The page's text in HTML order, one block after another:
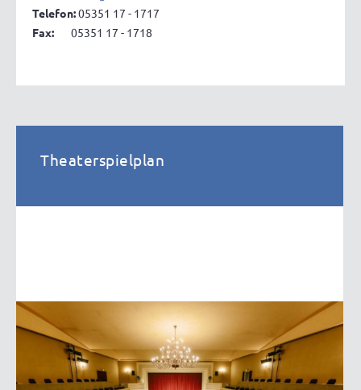
Telefon:05351 17 - 1717
Fax: 05351 17 - 1718
Theaterspielplan